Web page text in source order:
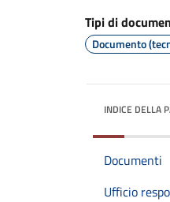
Tipi di
Documento
INDICE DELLA
Documenti
Ufficio